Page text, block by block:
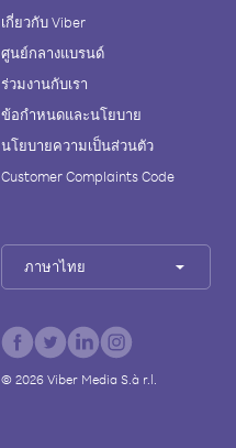
เกี่ยวกับ Viber
ศูนย์กลางแบรนด์
ร่วมงานกับเรา
ข้อกำหนดและนโยบาย
นโยบายความเป็นส่วนตัว
Customer Complaints Code
ภาษาไทย
© 2026Viber Media S.à r.l.